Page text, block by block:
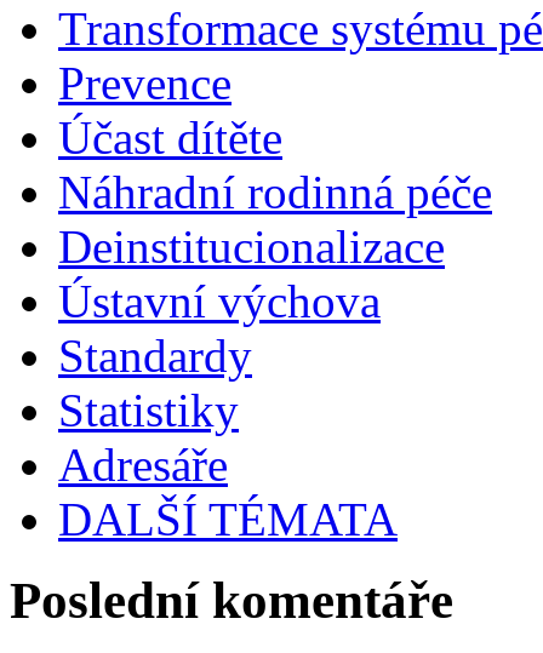
Transformace systému
Prevence
Účast dítěte
Náhradní rodinná péče
Deinstitucionalizace
Ústavní výchova
Standardy
Statistiky
Adresáře
DALŠÍ TÉMATA
Poslední komentáře